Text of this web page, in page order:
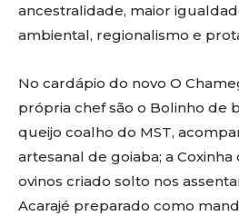
ancestralidade, maior
ambiental, regionalismo e
No cardápio do novo O
própria chef são o Bolinho de
queijo coalho do MST,
artesanal de goiaba; a
ovinos criado solto nos
Acarajé preparado como